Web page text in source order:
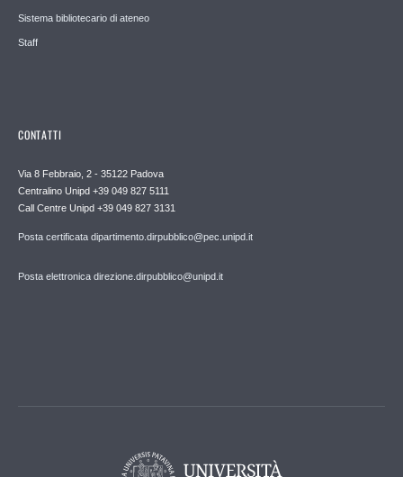
Sistema bibliotecario di ateneo
Staff
CONTATTI
Via 8 Febbraio, 2 - 35122 Padova
Centralino Unipd +39 049 827 5111
Call Centre Unipd +39 049 827 3131
Posta certificata dipartimento.dirpubblico@pec.unipd.it
Posta elettronica direzione.dirpubblico@unipd.it